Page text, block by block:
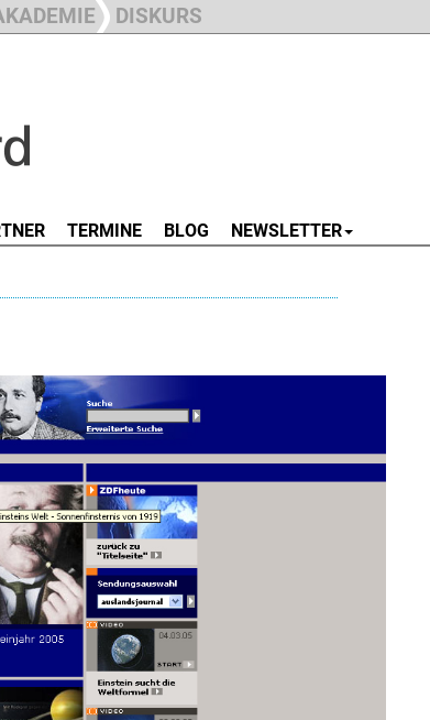
DISKURS
TERMINE BLOG NEWSLETTER